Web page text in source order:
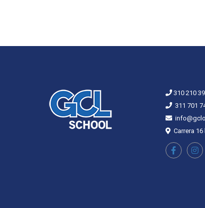
310 210
311 701
Carrera